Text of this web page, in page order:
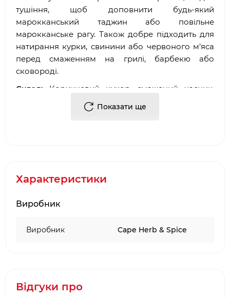
тушіння, щоб доповнити будь-який
марокканський таджин або повільне
марокканське рагу. Також добре підходить для
натирання курки, свинини або червоного м’яса
перед смаженням на грилі, барбекю або
сковороді.
Склад: Коричневий цукор, смажений часник,
морська сіль, смажене насіння кунжуту, кмин,
імбир, коріандр, м’ята, паприка, мускатний горіх,
Вага:50 г
Показати ще
Характеристики
Виробник
Виробник Cape Herb & Spice
Відгуки про